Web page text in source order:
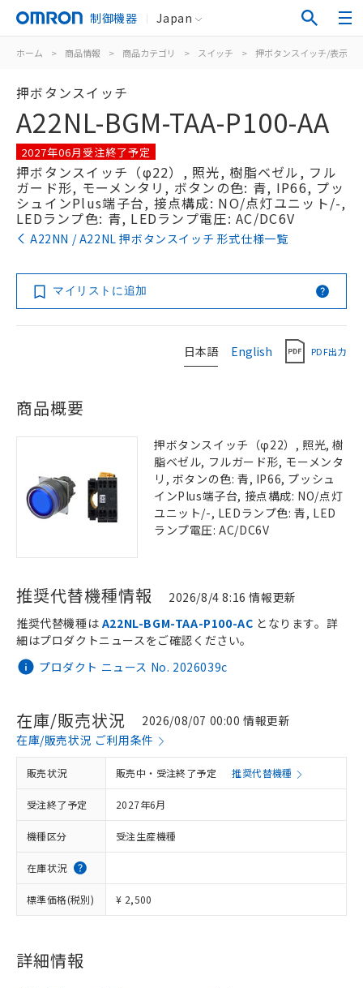
制御機器 Japan
ホーム > 商品情報 > 商品カテゴリ > スイッチ > 押ボタンスイッチ/表示灯
押ボタンスイッチ
A22NL-BGM-TAA-P100-AA
2027年06月受注終了予定
押ボタンスイッチ（φ22）, 照光, 樹脂ベゼル, フル
ガード形, モーメンタリ, ボタンの色: 青, IP66, プッ
シュインPlus端子台, 接点構成: NO/点灯ユニット/-,
LEDランプ色: 青, LEDランプ電圧: AC/DC6V
A22NN / A22NL 押ボタンスイッチ 形式仕様一覧
マイリストに追加
日本語 English PDF出力
商品概要
押ボタンスイッチ（φ22）, 照光, 樹
脂ベゼル, フルガード形, モーメンタ
リ, ボタンの色: 青, IP66, プッシュ
インPlus端子台, 接点構成: NO/点灯
ユニット/-, LEDランプ色: 青, LED
ランプ電圧: AC/DC6V
推奨代替機種情報 2026/8/4 8:16 情報更新
プロダクト ニュース No. 2026039c
推奨代替機種は A22NL-BGM-TAA-P100-AC となります。詳
細はプロダクトニュースをご確認ください。
在庫/販売状況
2026/08/07 00:00 情報更新
在庫/販売状況 ご利用条件
販売状況 販売中・受注終了予定 推奨代替機種
受注終了予定 2027年6月
機種区分 受注生産機種
在庫状況
標準価格(税別) ¥ 2,500
詳細情報